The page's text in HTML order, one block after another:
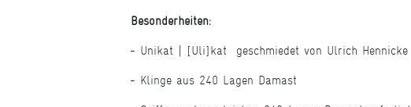
Besonderheiten:
Unikat | [Uli]kat  geschmiedet von Ulrich Hennicke
Klinge aus 240 Lagen Damast